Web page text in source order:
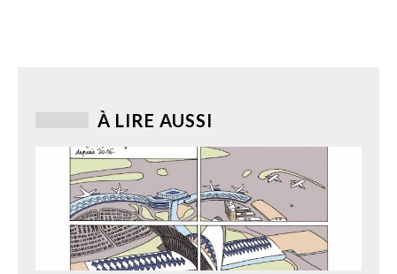
À LIRE AUSSI